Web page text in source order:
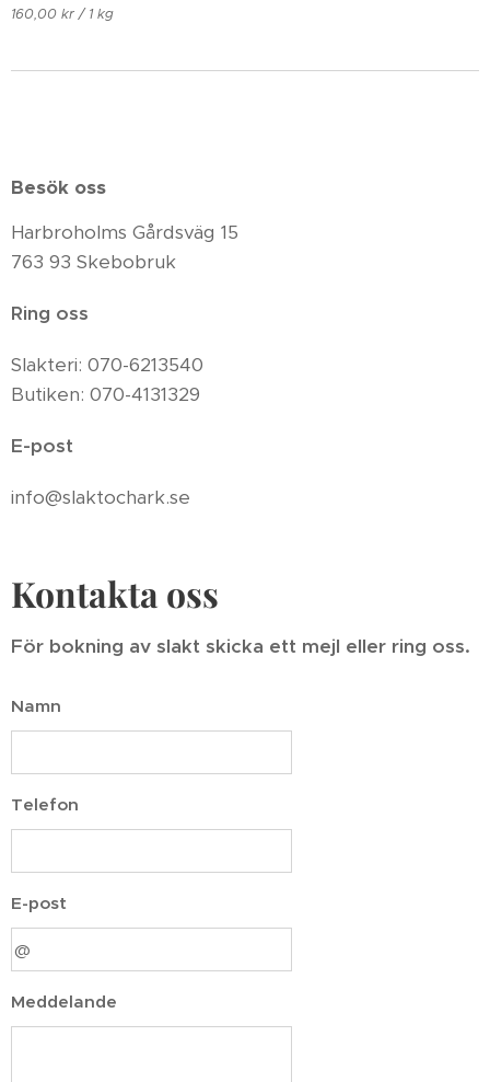
160,00 kr / 1 kg
Besök oss
Harbroholms Gårdsväg 15
763 93 Skebobruk
Ring oss
Slakteri: 070-6213540
Butiken: 070-4131329
E-post
info@slaktochark.se
Kontakta oss
För bokning av slakt skicka ett mejl eller ring oss.
Namn
Telefon
E-post
Meddelande